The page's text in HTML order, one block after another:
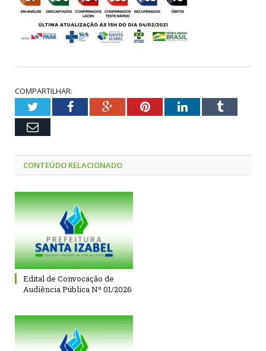
COMPARTILHAR:
TwitterFacebookGoogle+PinterestLinkedInTumblr
Email
CONTEÚDO RELACIONADO
Edital de Convocação de
Audiência Pública Nº 01/2026